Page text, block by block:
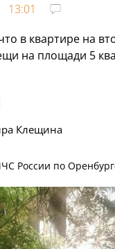
13:01
в квартире на
на площади 5
Клещина
России по